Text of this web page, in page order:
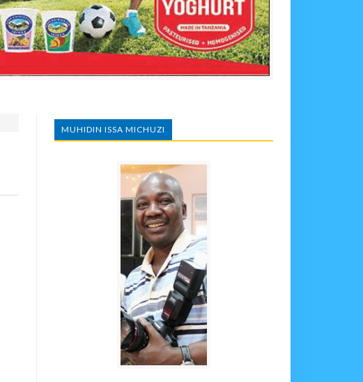
MUHIDIN ISSA MICHUZI